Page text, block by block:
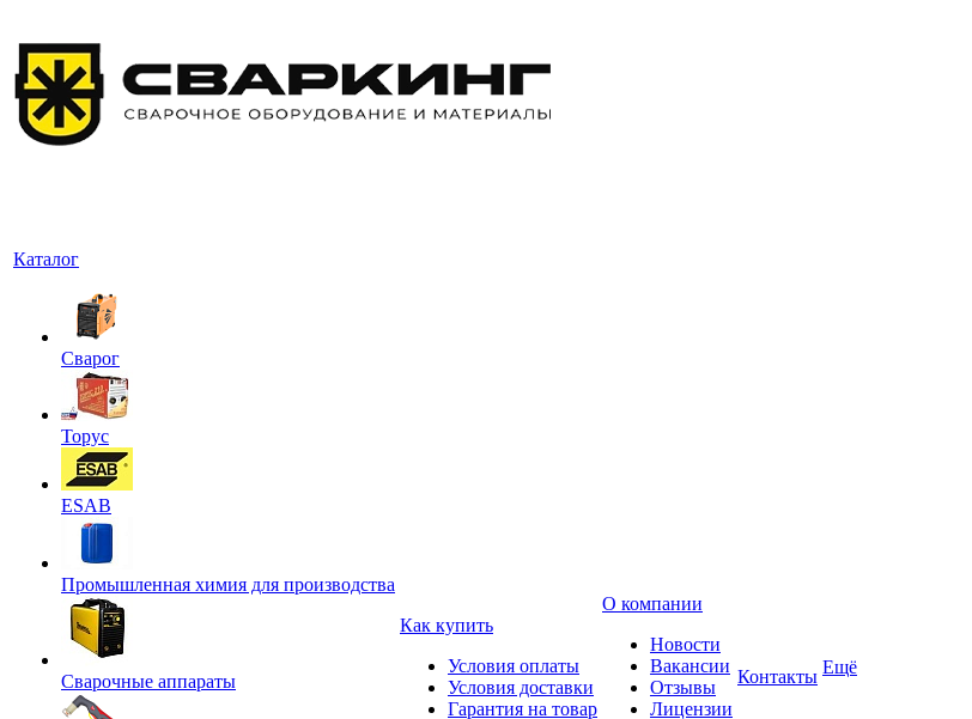
Каталог
Сварог
Торус
ESAB
Промышленная химия для производства
Сварочные аппараты
Как купить
Условия оплаты
Условия доставки
Гарантия на товар
О компании
Новости
Вакансии
Отзывы
Лицензии
Контакты Ещё